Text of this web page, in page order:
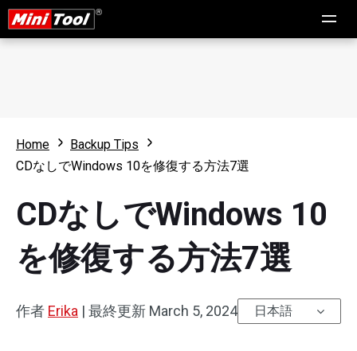
Home
Backup Tips
CDなしでWindows 10を修復する方法7選
CDなしでWindows 10
を修復する方法7選
作者 Erika | 最終更新 March 5, 2024 日本語